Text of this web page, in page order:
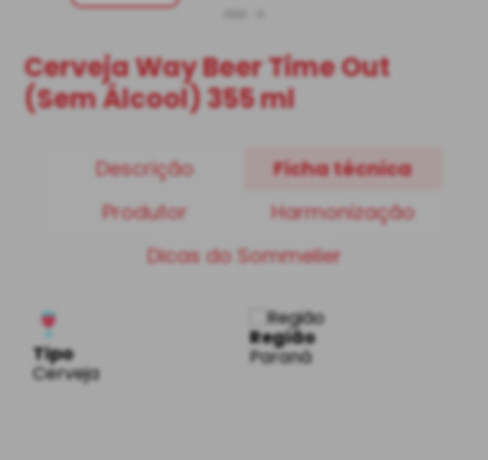
Cerveja Way Beer Time Out
(Sem Álcool) 355 ml
Descrição
Ficha técnica
Produtor
Harmonização
Dicas do Sommelier
Tipo
Cerveja
Região
Paraná